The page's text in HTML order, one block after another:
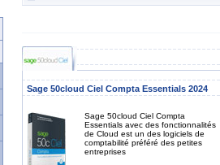
Sage 50cloud Ciel Compta Essentials 2024
Sage 50cloud Ciel Compta
Essentials avec des fonctionnalités
de Cloud est un des logiciels de
comptabilité préféré des petites
entreprises